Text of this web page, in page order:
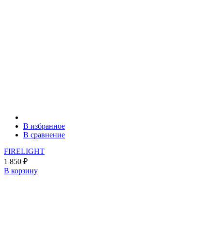
В избранное
В сравнение
FIRELIGHT
1 850 ₽
В корзину